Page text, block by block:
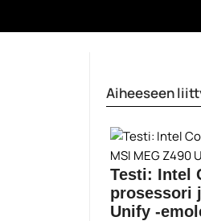
Aiheeseen
Testi: Intel
prosessori
Unify -